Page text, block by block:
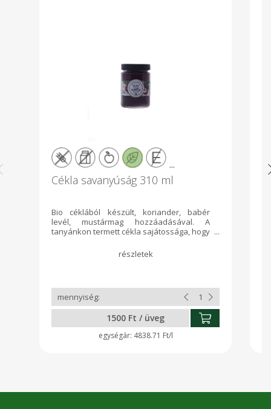
...
Cékla savanyúság 310 ml
Bio céklából készült, koriander, babér
levél, mustármag hozzáadásával. A
tanyánkon termett cékla sajátossága, hogy
pörköltek és keménytarhonya mellé, csak
ez jöhet számításba
1500 Ft / üveg
4838.71 Ft/l